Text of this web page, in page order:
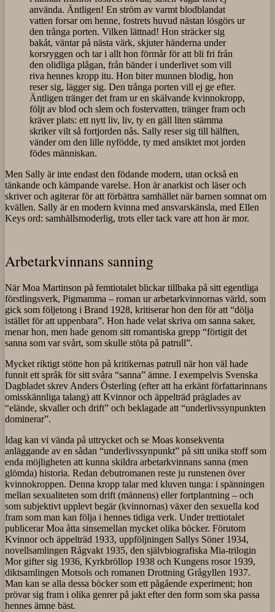
använda. Äntligen! En ström av varmt blodblandat
vatten forsar om henne, fostrets huvud nästan lösgörs ur
den trånga porten. Vilken lättnad! Hon sträcker sig
bakåt, väntar på nästa värk, skjuter händerna under
korsryggen och tar i allt hon förmår för att bli fri från
den olidliga plågan, från bänder i underlivet som vill
riva hennes kropp itu. Hon biter munnen blodig, hon
reser sig, lägger sig. Den trånga porten vill ej ge efter.
Äntligen tränger det fram ur en skälvande kvinnokropp,
följt av blod och slem och fostervatten, tränger fram och
kräver plats: ett nytt liv, liv, ty en gäll liten stämma
skriker vilt så fortjorden nås. Sally reser sig till hälften,
vänder om den lille nyfödde, ty med ansiktet mot jorden
födes människan.
Men Sally är inte endast den födande modern, utan också en
tänkande och kämpande varelse. Hon är anarkist och läser och
skriver och agiterar för att förbättra samhället när barnen somnat om
kvällen. Sally är en modern kvinna med ansvarskänsla, med Ellen
Keys ord: samhällsmoderlig, trots eller tack vare att hon är mor.
Arbetarkvinnans sanning
När Moa Martinson på femtiotalet blickar tillbaka på sitt egentliga
förstlingsverk, Pigmamma – roman ur arbetarkvinnornas värld, som
gick som följetong i Brand 1928, kritiserar hon den för att “dölja
istället för att uppenbara”. Hon hade velat skriva om sanna saker,
menar hon, men hade genom sitt romantiska grepp “förtigit det
sanna som var svårt, som skulle stöta på patrull”.
Mycket riktigt stötte hon på kritikernas patrull när hon väl hade
funnit ett språk för sitt svåra “sanna” ämne. I exempelvis Svenska
Dagbladet skrev Anders Österling (efter att ha erkänt författarinnans
omisskännliga talang) att Kvinnor och äppelträd präglades av
“elände, skvaller och drift” och beklagade att “underlivssynpunkten
dominerar”.
Idag kan vi vända på uttrycket och se Moas konsekventa
anläggande av en sådan “underlivssynpunkt” på sitt unika stoff som
enda möjligheten att kunna skildra arbetarkvinnans sanna (men
glömda) historia. Redan debutromanen reste ju runstenen över
kvinnokroppen. Denna kropp talar med kluven tunga: i spänningen
mellan sexualiteten som drift (männens) eller fortplantning – och
som subjektivt upplevt begär (kvinnornas) växer den sexuella kod
fram som man kan följa i hennes tidiga verk. Under trettiotalet
publicerar Moa åtta sinsemellan mycket olika böcker. Förutom
Kvinnor och äppelträd 1933, uppföljningen Sallys Söner 1934,
novellsamlingen Rågvakt 1935, den självbiografiska Mia-trilogin
Mor gifter sig 1936, Kyrkbröllop 1938 och Kungens rosor 1939,
diktsamlingen Motsols och romanen Drottning Grågyllen 1937.
Man kan se alla dessa böcker som ett pågående experiment; hon
prövar sig fram i olika genrer på jakt efter den form som ska passa
hennes ämne bäst.